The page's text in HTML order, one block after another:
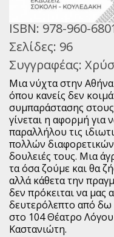
ISBN: 978-960-
Σελίδες: 96
Συγγραφέας:
Μια νύχτα στην
όπου κανείς δεν
συμπαράστασης
γίνεται η αφορμή
παραλλήλου τις
πολλών διαφορετικών
δουλειές τους. Μια
τα όσα ζούμε και θα
αλλά κάθετα την
δεν πρόκειται να μας
δευτερόλεπτο από δω
στο 104 Θέατρο
Καστανιώτη.